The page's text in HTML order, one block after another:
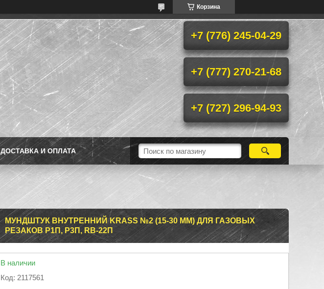
Корзина
+7 (776) 245-04-29
+7 (777) 270-21-68
+7 (727) 296-94-93
ДОСТАВКА И ОПЛАТА
МУНДШТУК ВНУТРЕННИЙ KRASS №2 (15-30 ММ) ДЛЯ ГАЗОВЫХ
РЕЗАКОВ Р1П, Р3П, RB-22П
В наличии
Код: 2117561